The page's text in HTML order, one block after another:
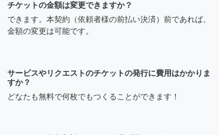
チケットの金額は変更できますか？
できます。本契約（依頼者様の前払い決済）前であれば、
金額の変更は可能です。
サービスやリクエストのチケットの発行に費用はかかりま
すか？
どなたも無料で何枚でもつくることができます！